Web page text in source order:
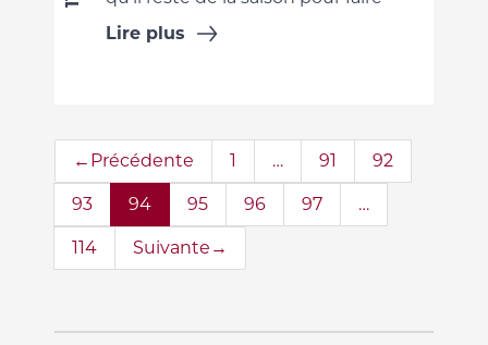
Lire plus
←Précédente 1 … 91 92
93 94 95 96 97 …
114 Suivante→